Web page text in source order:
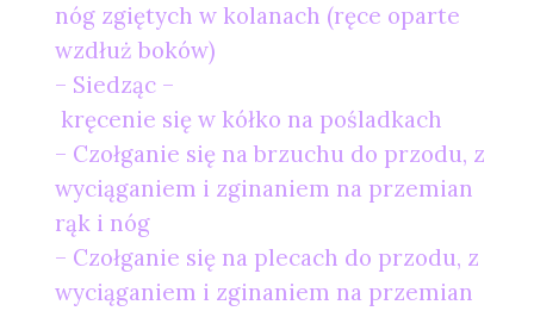
nóg zgiętych w kolanach (ręce oparte
wzdłuż boków)
– Siedząc –
kręcenie się w kółko na pośladkach
– Czołganie się na brzuchu do przodu, z
wyciąganiem i zginaniem na przemian
rąk i nóg
– Czołganie się na plecach do przodu, z
wyciąganiem i zginaniem na przemian